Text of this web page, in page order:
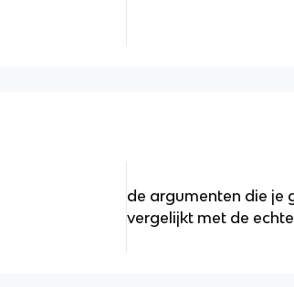
de argumenten die je
vergelijkt met de